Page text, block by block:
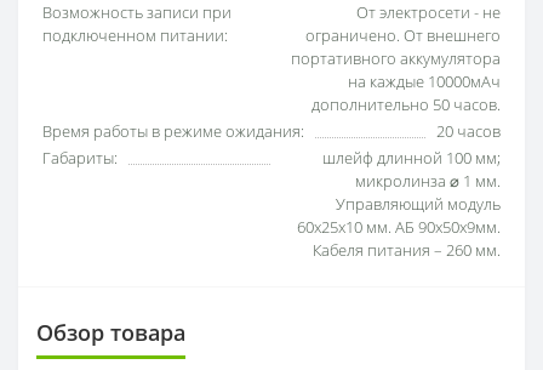
Возможность записи при
подключенном питании:
От электросети - не
ограничено. От внешнего
портативного аккумулятора
на каждые 10000мАч
дополнительно 50 часов.
Время работы в режиме ожидания:
20 часов
Габариты:
шлейф длинной 100 мм;
микролинза ⌀ 1 мм.
Управляющий модуль
60х25х10 мм. АБ 90х50х9мм.
Кабеля питания – 260 мм.
Обзор товара